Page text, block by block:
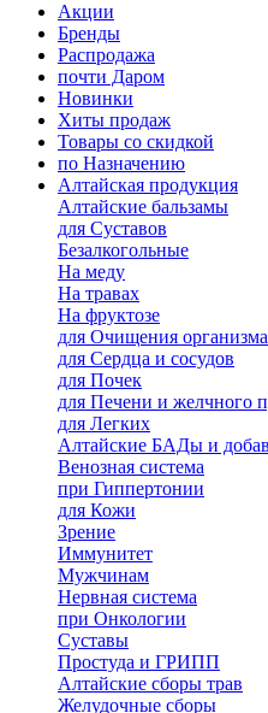
Акции
Бренды
Распродажа
почти Даром
Новинки
Хиты продаж
Товары со скидкой
по Назначению
Алтайская продукция
Алтайские бальзамы
для Суставов
Безалкогольные
На меду
На травах
На фруктозе
для Очищения организма
для Сердца и сосудов
для Почек
для Печени и желчного
для Легких
Алтайские БАДы и
Венозная система
при Гиппертонии
для Кожи
Зрение
Иммунитет
Мужчинам
Нервная система
при Онкологии
Суставы
Простуда и ГРИПП
Алтайские сборы трав
Желудочные сборы